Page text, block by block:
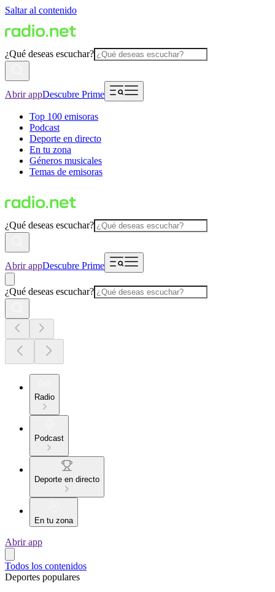
Saltar al contenido
¿Qué deseas escuchar?
Abrir appDescubre Prime
Top 100 emisoras
Podcast
Deporte en directo
En tu zona
Géneros musicales
Temas de emisoras
¿Qué deseas escuchar?
Abrir appDescubre Prime
¿Qué deseas escuchar?
Radio
Podcast
Deporte en directo
En tu zona
Abrir app
Todos los contenidos
Deportes populares